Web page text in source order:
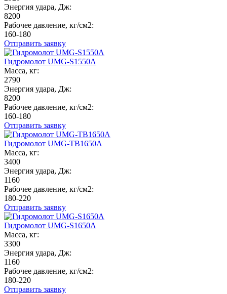
Энергия удара, Дж:
8200
Рабочее давление, кг/см2:
160-180
Отправить заявку
Гидромолот UMG-S1550A
Масса, кг:
2790
Энергия удара, Дж:
8200
Рабочее давление, кг/см2:
160-180
Отправить заявку
Гидромолот UMG-TB1650A
Масса, кг:
3400
Энергия удара, Дж:
1160
Рабочее давление, кг/см2:
180-220
Отправить заявку
Гидромолот UMG-S1650A
Масса, кг:
3300
Энергия удара, Дж:
1160
Рабочее давление, кг/см2:
180-220
Отправить заявку